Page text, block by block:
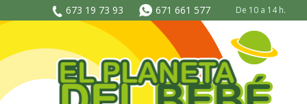
673 19 73 93 671 661 577 De 10 a 14 h.